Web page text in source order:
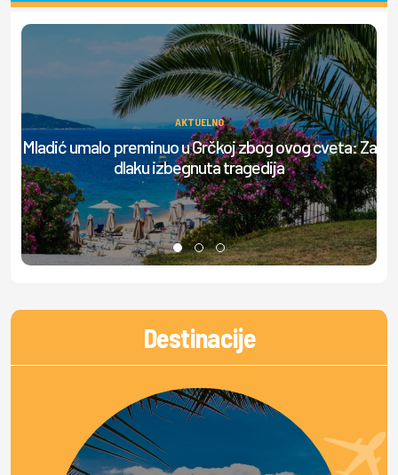
AKTUELNO
Mladić umalo preminuo u Grčkoj zbog ovog cveta: Za
dlaku izbegnuta tragedija
Destinacije